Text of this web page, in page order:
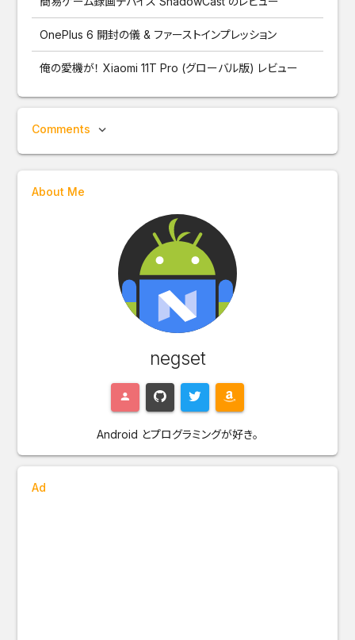
OnePlus 6 開封の儀 & ファーストインプレッション
俺の愛機が！ Xiaomi 11T Pro (グローバル版) レビュー
Comments
About Me
negset
Android とプログラミングが好き。
Ad